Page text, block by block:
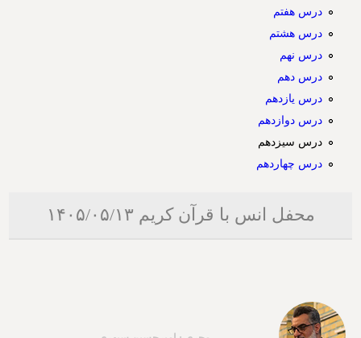
درس هفتم
درس هشتم
درس نهم
درس دهم
درس یازدهم
درس دوازدهم
درس سیزدهم
درس چهاردهم
محفل انس با قرآن کریم ۱۴۰۵/۰۵/۱۳